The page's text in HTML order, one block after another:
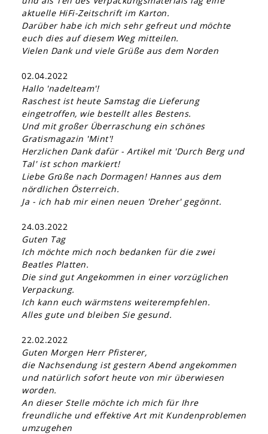
aktuelle HiFi-Zeitschrift im Karton.
Darüber habe ich mich sehr gefreut und möchte
euch dies auf diesem Weg mitteilen.
Vielen Dank und viele Grüße aus dem Norden
02.04.2022
Hallo 'nadelteam'!
Raschest ist heute Samstag die Lieferung
eingetroffen, wie bestellt alles Bestens.
Und mit großer Überraschung ein schönes
Gratismagazin 'Mint'!
Herzlichen Dank dafür - Artikel mit 'Durch Berg und
Tal' ist schon markiert!
Liebe Grūße nach Dormagen! Hannes aus dem
nördlichen Österreich.
Ja - ich hab mir einen neuen 'Dreher' gegönnt.
24.03.2022
Guten Tag
Ich möchte mich noch bedanken für die zwei
Beatles Platten.
Die sind gut Angekommen in einer vorzüglichen
Verpackung.
Ich kann euch wärmstens weiterempfehlen.
Alles gute und bleiben Sie gesund.
22.02.2022
Guten Morgen Herr Pfisterer,
die Nachsendung ist gestern Abend angekommen
und natürlich sofort heute von mir überwiesen
worden.
An dieser Stelle möchte ich mich für Ihre
freundliche und effektive Art mit Kundenproblemen
umzugehen